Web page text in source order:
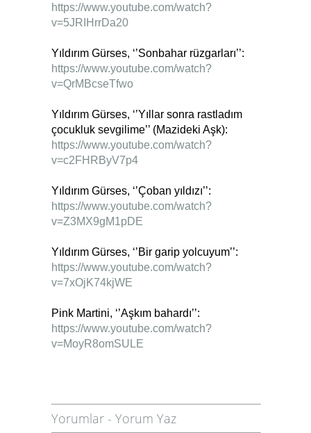
https://www.youtube.com/watch?
v=5JRIHrrDa20
Yıldırım Gürses, ‘’Sonbahar rüzgarları’’:
https://www.youtube.com/watch?
v=QrMBcseTfwo
Yıldırım Gürses, ‘’Yıllar sonra rastladım
çocukluk sevgilime’’ (Mazideki Aşk):
https://www.youtube.com/watch?
v=c2FHRByV7p4
Yıldırım Gürses, ‘’Çoban yıldızı’’:
https://www.youtube.com/watch?
v=Z3MX9gM1pDE
Yıldırım Gürses, ‘’Bir garip yolcuyum’’:
https://www.youtube.com/watch?
v=7xOjK74kjWE
Pink Martini, ‘’Aşkım bahardı’’:
https://www.youtube.com/watch?
v=MoyR8omSULE
Yorumlar - Yorum Yaz